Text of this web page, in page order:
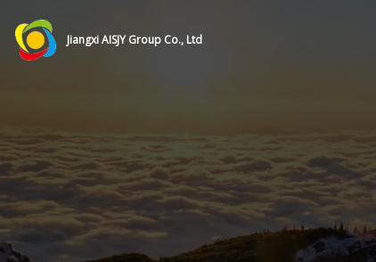
Jiangxi AISJY Group Co., Ltd